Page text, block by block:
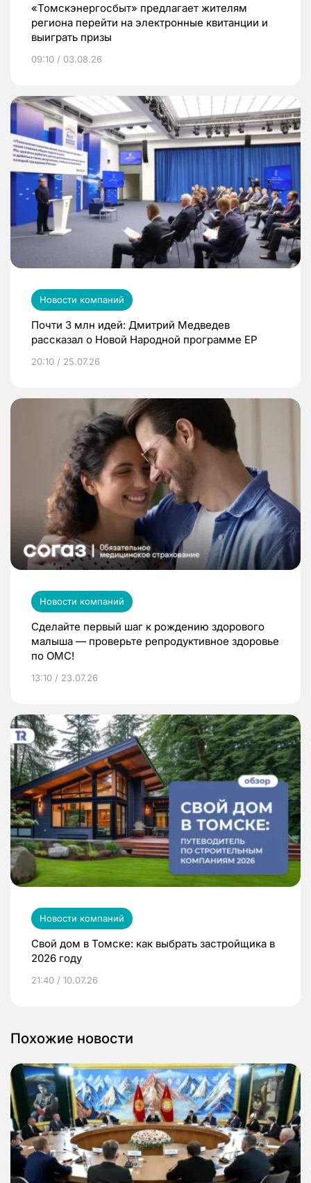
«Томскэнергосбыт» предлагает жителям
региона перейти на электронные квитанции и
выиграть призы
09:10 / 03.08.26
Новости компаний
Почти 3 млн идей: Дмитрий Медведев
рассказал о Новой Народной программе ЕР
20:10 / 25.07.26
Новости компаний
Сделайте первый шаг к рождению здорового
малыша — проверьте репродуктивное здоровье
по ОМС!
13:10 / 23.07.26
Новости компаний
Свой дом в Томске: как выбрать застройщика в
2026 году
21:40 / 10.07.26
Похожие новости